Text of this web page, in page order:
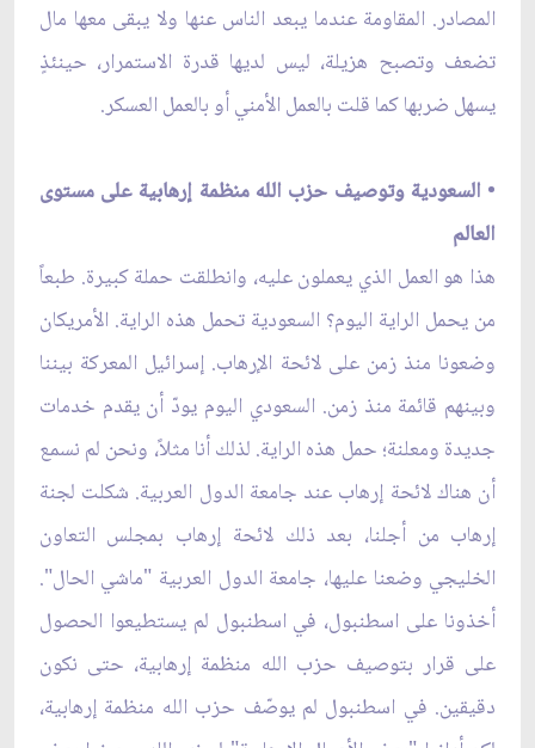
المصادر. المقاومة عندما يبعد الناس عنها ولا يبقى معها مال
تضعف وتصبح هزيلة، ليس لديها قدرة الاستمرار، حينئذٍ
يسهل ضربها كما قلت بالعمل الأمني أو بالعمل العسكر.
• السعودية وتوصيف حزب الله منظمة إرهابية على مستوى
العالم
هذا هو العمل الذي يعملون عليه، وانطلقت حملة كبيرة. طبعاً
من يحمل الراية اليوم؟ السعودية تحمل هذه الراية. الأمريكان
وضعونا منذ زمن على لائحة الإرهاب. إسرائيل المعركة بيننا
وبينهم قائمة منذ زمن. السعودي اليوم يودّ أن يقدم خدمات
جديدة ومعلنة؛ حمل هذه الراية. لذلك أنا مثلاً، ونحن لم نسمع
أن هناك لائحة إرهاب عند جامعة الدول العربية. شكلت لجنة
إرهاب من أجلنا، بعد ذلك لائحة إرهاب بمجلس التعاون
الخليجي وضعنا عليها، جامعة الدول العربية "ماشي الحال".
أخذونا على اسطنبول، في اسطنبول لم يستطيعوا الحصول
على قرار بتوصيف حزب الله منظمة إرهابية، حتى نكون
دقيقين. في اسطنبول لم يوصّف حزب الله منظمة إرهابية،